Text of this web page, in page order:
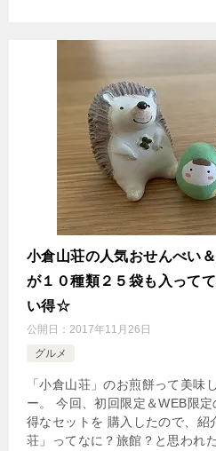
小倉山荘の人気おせんべい
が１０種類２５袋も入って
い得☆
公開日： 2017年11月26日
グルメ
「小倉山荘」のお煎餅って美味
ー。 今回、初回限定＆WEB限
得なセットを 購入したので、紹
荘」ってなに？旅館？と思われ